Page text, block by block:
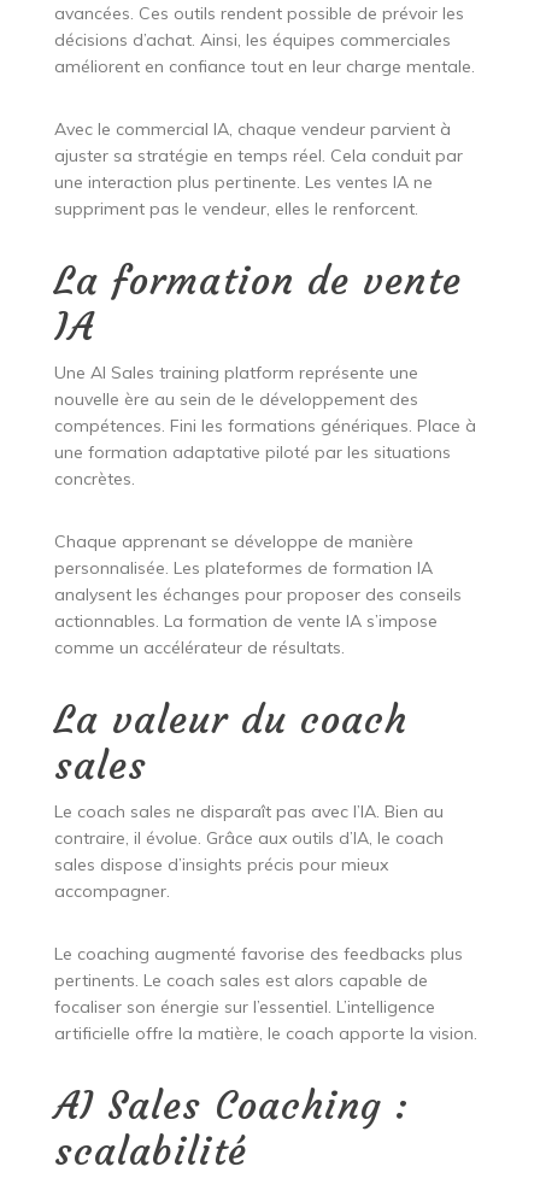
avancées. Ces outils rendent possible de prévoir les
décisions d’achat. Ainsi, les équipes commerciales
améliorent en confiance tout en leur charge mentale.
Avec le commercial IA, chaque vendeur parvient à
ajuster sa stratégie en temps réel. Cela conduit par
une interaction plus pertinente. Les ventes IA ne
suppriment pas le vendeur, elles le renforcent.
La formation de vente
IA
Une AI Sales training platform représente une
nouvelle ère au sein de le développement des
compétences. Fini les formations génériques. Place à
une formation adaptative piloté par les situations
concrètes.
Chaque apprenant se développe de manière
personnalisée. Les plateformes de formation IA
analysent les échanges pour proposer des conseils
actionnables. La formation de vente IA s’impose
comme un accélérateur de résultats.
La valeur du coach
sales
Le coach sales ne disparaît pas avec l’IA. Bien au
contraire, il évolue. Grâce aux outils d’IA, le coach
sales dispose d’insights précis pour mieux
accompagner.
Le coaching augmenté favorise des feedbacks plus
pertinents. Le coach sales est alors capable de
focaliser son énergie sur l’essentiel. L’intelligence
artificielle offre la matière, le coach apporte la vision.
AI Sales Coaching :
scalabilité